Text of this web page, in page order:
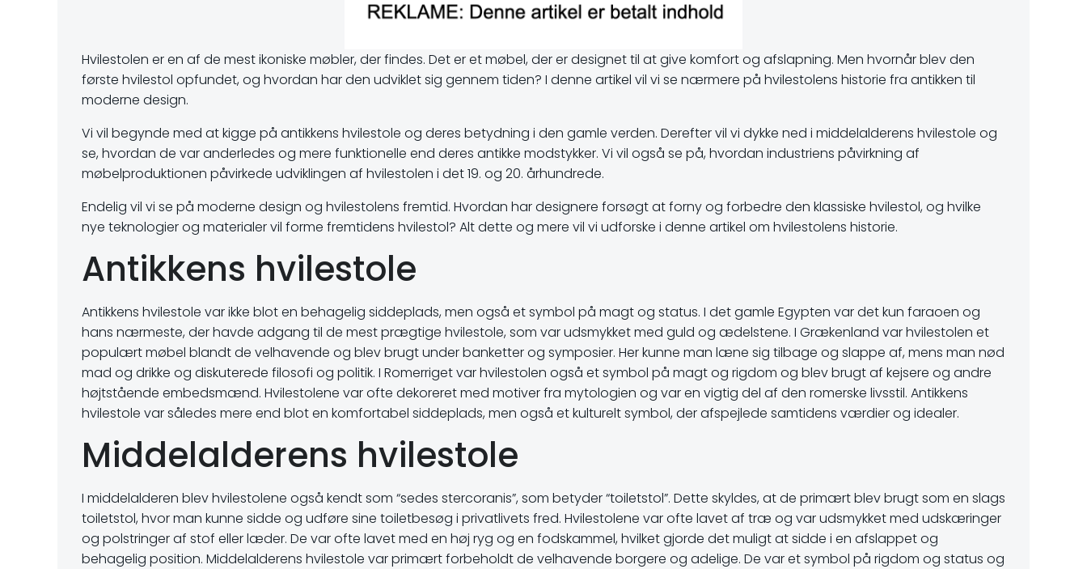
Hvilestolen er en af de mest ikoniske møbler, der findes. Det er et møbel, der er designet til at give komfort og afslapning. Men hvornår blev den
første hvilestol opfundet, og hvordan har den udviklet sig gennem tiden? I denne artikel vil vi se nærmere på hvilestolens historie fra antikken til
moderne design.
Vi vil begynde med at kigge på antikkens hvilestole og deres betydning i den gamle verden. Derefter vil vi dykke ned i middelalderens hvilestole og
se, hvordan de var anderledes og mere funktionelle end deres antikke modstykker. Vi vil også se på, hvordan industriens påvirkning af
møbelproduktionen påvirkede udviklingen af hvilestolen i det 19. og 20. århundrede.
Endelig vil vi se på moderne design og hvilestolens fremtid. Hvordan har designere forsøgt at forny og forbedre den klassiske hvilestol, og hvilke
nye teknologier og materialer vil forme fremtidens hvilestol? Alt dette og mere vil vi udforske i denne artikel om hvilestolens historie.
Antikkens hvilestole
Antikkens hvilestole var ikke blot en behagelig siddeplads, men også et symbol på magt og status. I det gamle Egypten var det kun faraoen og
hans nærmeste, der havde adgang til de mest prægtige hvilestole, som var udsmykket med guld og ædelstene. I Grækenland var hvilestolen et
populært møbel blandt de velhavende og blev brugt under banketter og symposier. Her kunne man læne sig tilbage og slappe af, mens man nød
mad og drikke og diskuterede filosofi og politik. I Romerriget var hvilestolen også et symbol på magt og rigdom og blev brugt af kejsere og andre
højtstående embedsmænd. Hvilestolene var ofte dekoreret med motiver fra mytologien og var en vigtig del af den romerske livsstil. Antikkens
hvilestole var således mere end blot en komfortabel siddeplads, men også et kulturelt symbol, der afspejlede samtidens værdier og idealer.
Middelalderens hvilestole
I middelalderen blev hvilestolene også kendt som “sedes stercoranis”, som betyder “toiletstol”. Dette skyldes, at de primært blev brugt som en slags
toiletstol, hvor man kunne sidde og udføre sine toiletbesøg i privatlivets fred. Hvilestolene var ofte lavet af træ og var udsmykket med udskæringer
og polstringer af stof eller læder. De var ofte lavet med en høj ryg og en fodskammel, hvilket gjorde det muligt at sidde i en afslappet og
behagelig position. Middelalderens hvilestole var primært forbeholdt de velhavende borgere og adelige. De var et symbol på rigdom og status og